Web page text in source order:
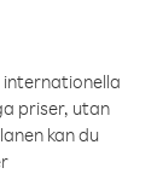
priser, utan
kan du